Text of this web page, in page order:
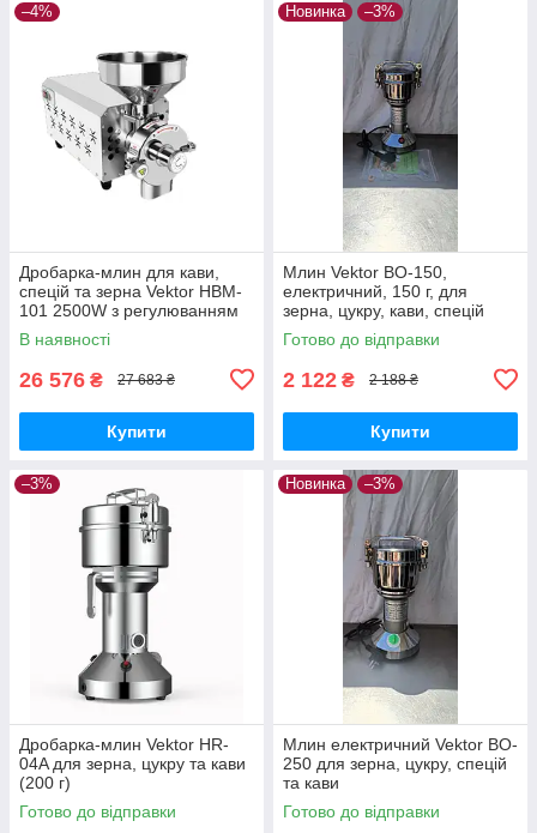
–4%
Дробарка-млин для кави,
спецій та зерна Vektor HBM-
101 2500W з регулюванням
помолу
В наявності
26 576 ₴ 27 683 ₴
Купити
Новинка –3%
Млин Vektor BO-150,
електричний, 150 г, для
зерна, цукру, кави, спецій
Готово до відправки
2 122 ₴ 2 188 ₴
Купити
–3%
Дробарка-млин Vektor HR-
04A для зерна, цукру та кави
(200 г)
Готово до відправки
Новинка –3%
Млин електричний Vektor BO-
250 для зерна, цукру, спецій
та кави
Готово до відправки